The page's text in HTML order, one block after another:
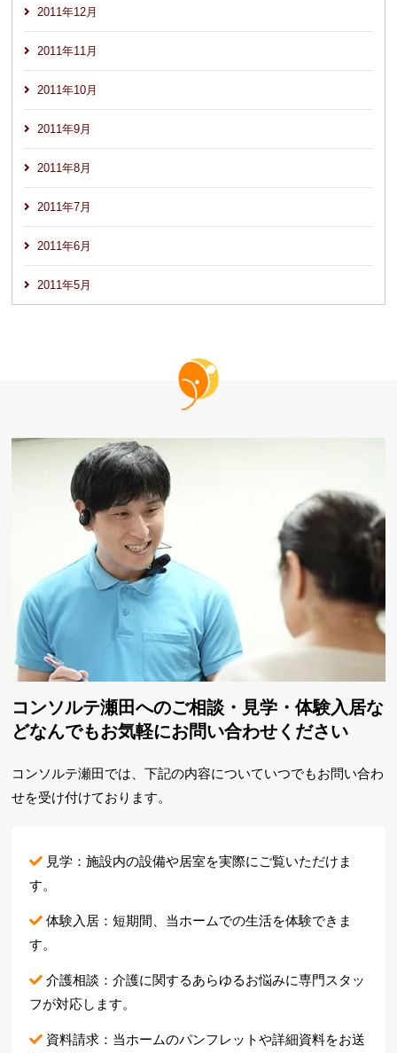
2011年12月
2011年11月
2011年10月
2011年9月
2011年8月
2011年7月
2011年6月
2011年5月
コンソルテ瀬田へのご相談・見学・体験入居な
どなんでもお気軽にお問い合わせください
コンソルテ瀬田では、下記の内容についていつでもお問い合わ
せを受け付けております。
見学：施設内の設備や居室を実際にご覧いただけま
す。
体験入居：短期間、当ホームでの生活を体験できま
す。
介護相談：介護に関するあらゆるお悩みに専門スタッ
フが対応します。
資料請求：当ホームのパンフレットや詳細資料をお送